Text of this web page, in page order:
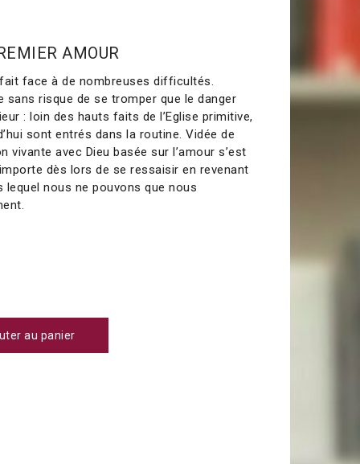
AMOUR
fait face à de nombreuses difficultés.
sans risque de se tromper que le danger
: loin des hauts faits de l’Eglise primitive,
sont entrés dans la routine. Vidée de
vivante avec Dieu basée sur l’amour s’est
dès lors de se ressaisir en revenant
lequel nous ne pouvons que nous
au panier